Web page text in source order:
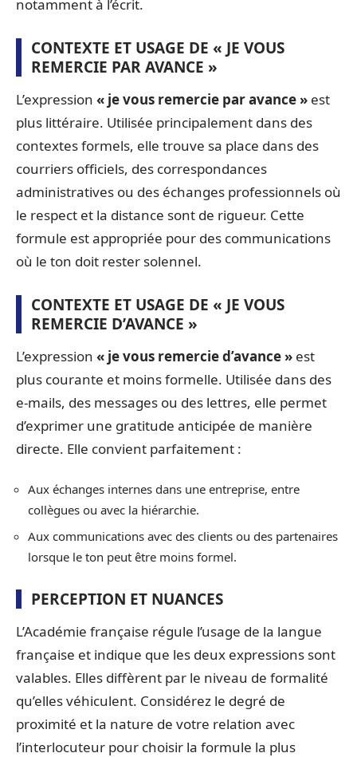
notamment à l’écrit.
CONTEXTE ET USAGE DE « JE VOUS
REMERCIE PAR AVANCE »
L’expression « je vous remercie par avance » est
plus littéraire. Utilisée principalement dans des
contextes formels, elle trouve sa place dans des
courriers officiels, des correspondances
administratives ou des échanges professionnels où
le respect et la distance sont de rigueur. Cette
formule est appropriée pour des communications
où le ton doit rester solennel.
CONTEXTE ET USAGE DE « JE VOUS
REMERCIE D’AVANCE »
L’expression « je vous remercie d’avance » est
plus courante et moins formelle. Utilisée dans des
e-mails, des messages ou des lettres, elle permet
d’exprimer une gratitude anticipée de manière
directe. Elle convient parfaitement :
Aux échanges internes dans une entreprise, entre
collègues ou avec la hiérarchie.
Aux communications avec des clients ou des partenaires
lorsque le ton peut être moins formel.
PERCEPTION ET NUANCES
L’Académie française régule l’usage de la langue
française et indique que les deux expressions sont
valables. Elles diffèrent par le niveau de formalité
qu’elles véhiculent. Considérez le degré de
proximité et la nature de votre relation avec
l’interlocuteur pour choisir la formule la plus